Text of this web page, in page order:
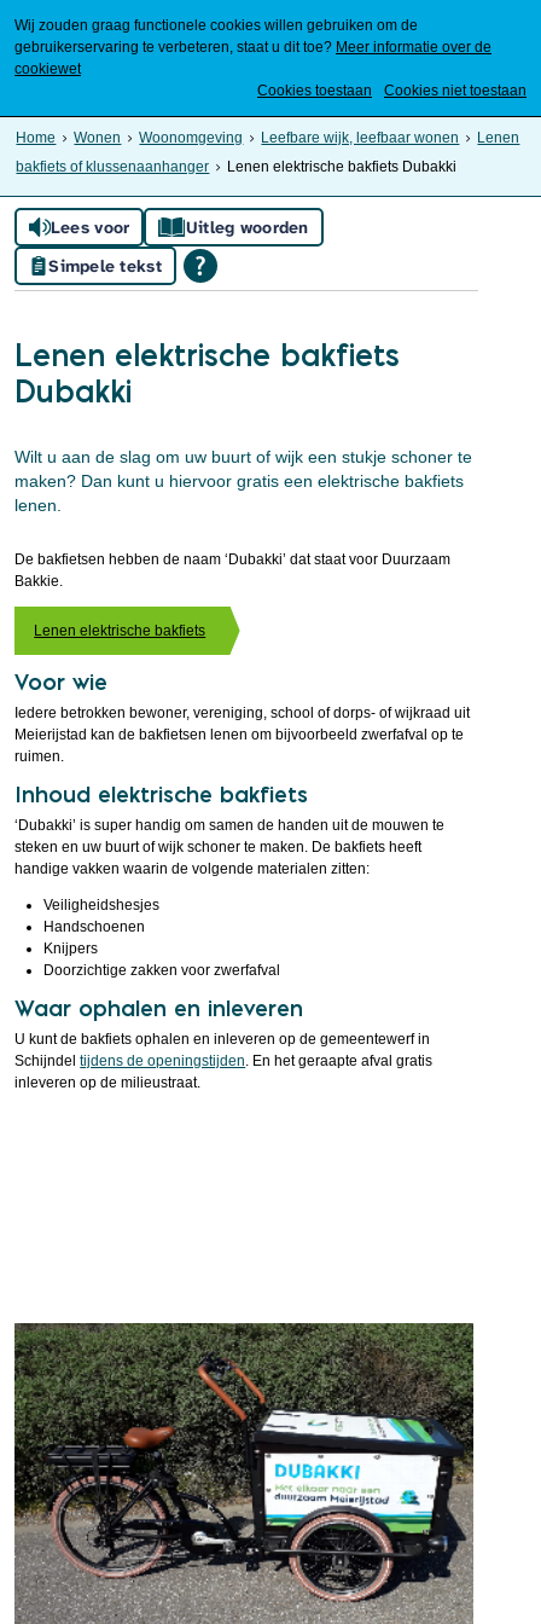
Wij zouden graag functionele cookies willen gebruiken om de
gebruikerservaring te verbeteren, staat u dit toe? Meer informatie over de
cookiewet
Cookies toestaan
Cookies niet toestaan
Home Wonen Woonomgeving Leefbare wijk, leefbaar wonen
Lenen
bakfiets of klussenaanhanger
Lenen elektrische bakfiets Dubakki
Lees voor
Uitleg woorden
Simpele tekst
Lenen elektrische bakfiets
Dubakki
Wilt u aan de slag om uw buurt of wijk een stukje schoner te
maken? Dan kunt u hiervoor gratis een elektrische bakfiets
lenen.
De bakfietsen hebben de naam ‘Dubakki’ dat staat voor Duurzaam
Bakkie.
Lenen elektrische bakfiets
Voor wie
Iedere betrokken bewoner, vereniging, school of dorps- of wijkraad uit
Meierijstad kan de bakfietsen lenen om bijvoorbeeld zwerfafval op te
ruimen.
Inhoud elektrische bakfiets
‘Dubakki’ is super handig om samen de handen uit de mouwen te
steken en uw buurt of wijk schoner te maken. De bakfiets heeft
handige vakken waarin de volgende materialen zitten:
Veiligheidshesjes
Handschoenen
Knijpers
Doorzichtige zakken voor zwerfafval
Waar ophalen en inleveren
U kunt de bakfiets ophalen en inleveren op de gemeentewerf in
Schijndeltijdens de openingstijden. En het geraapte afval gratis
inleveren op de milieustraat.